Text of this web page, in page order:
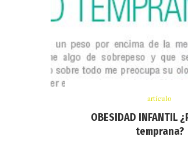
artículo
OBESIDAD INFANTIL
temprana?